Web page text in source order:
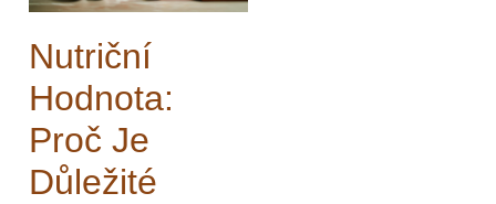
Nutriční
Hodnota:
Proč Je
Důležité